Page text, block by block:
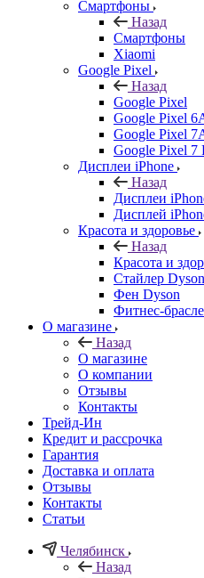
Смартфоны
Назад
Смартфоны
Xiaomi
Google Pixel
Назад
Google Pixel
Google Pixel
Google Pixel
Google Pixel 7
Дисплеи iPhone
Назад
Дисплеи
Дисплей
Красота и здоровье
Назад
Красота и
Стайлер Dyson
Фен Dyson
Фитнес-
О магазине
Назад
О магазине
О компании
Отзывы
Контакты
Трейд-Ин
Кредит и рассрочка
Гарантия
Доставка и оплата
Отзывы
Контакты
Статьи
Челябинск
Назад